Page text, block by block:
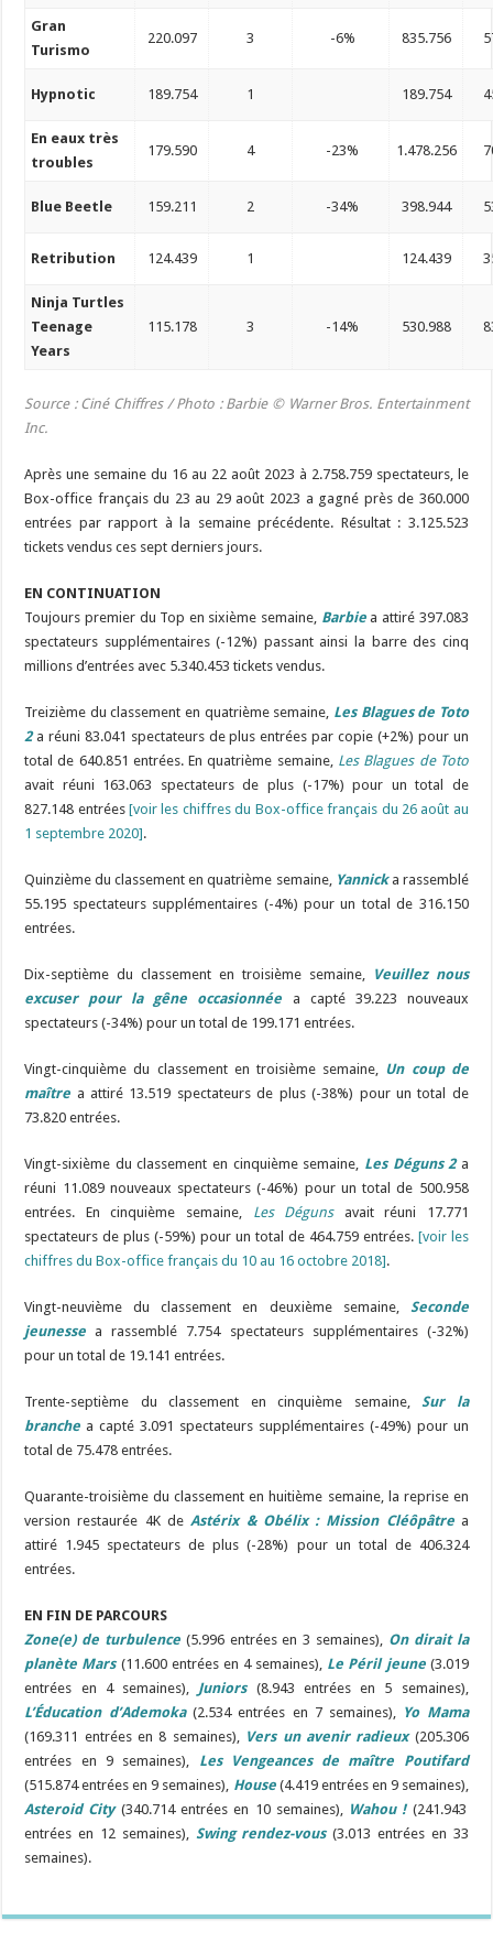
Gran
Turismo
220.097 3 -6% 835.756
Hypnotic 189.754 1 189.754
En eaux très
troubles
179.590 4 -23% 1.478.256
Blue Beetle 159.211 2 -34% 398.944
Retribution 124.439 1 124.439
Ninja Turtles
Teenage
Years
115.178 3 -14% 530.988
Source : Ciné Chiffres /Photo : Barbie © Warner Bros. Entertainment
Inc.
Après une semaine du 16 au 22 août 2023 à 2.758.759 spectateurs, le
Box-office français du 23 au 29 août 2023 a gagné près de 360.000
entrées par rapport à la semaine précédente. Résultat : 3.125.523
tickets vendus ces sept derniers jours.
EN CONTINUATION
Toujours premier du Top en sixième semaine, Barbiea attiré 397.083
spectateurs supplémentaires (-12%) passant ainsi la barre des cinq
millions d’entrées avec 5.340.453 tickets vendus.
Treizième du classement en quatrième semaine, Les Blagues de Toto
2a réuni 83.041 spectateurs de plus entrées par copie (+2%) pour un
total de 640.851 entrées. En quatrième semaine, Les Blagues de Toto
avait réuni 163.063 spectateurs de plus (-17%) pour un total de
827.148 entrées[voir les chiffres du Box-office français du 26 août au
1 septembre 2020].
Quinzième du classement en quatrième semaine, Yannicka rassemblé
55.195 spectateurs supplémentaires (-4%) pour un total de 316.150
entrées.
Dix-septième du classement en troisième semaine,
Veuillez nous
excuser pour la gêne occasionnée a capté 39.223 nouveaux
spectateurs (-34%) pour un total de 199.171 entrées.
Vingt-cinquième du classement en troisième semaine, Un coup de
maître a attiré 13.519 spectateurs de plus (-38%) pour un total de
73.820 entrées.
Vingt-sixième du classement en cinquième semaine, Les Déguns 2a
réuni 11.089 nouveaux spectateurs (-46%) pour un total de 500.958
entrées. En cinquième semaine, Les Dégunsavait réuni 17.771
spectateurs de plus (-59%) pour un total de 464.759 entrées. [voir les
chiffres du Box-office français du 10 au 16 octobre 2018].
Vingt-neuvième du classement en deuxième semaine, Seconde
jeunesse a rassemblé 7.754 spectateurs supplémentaires (-32%)
pour un total de 19.141 entrées.
Trente-septième du classement en cinquième semaine, Sur la
branche a capté 3.091 spectateurs supplémentaires (-49%) pour un
total de 75.478 entrées.
Quarante-troisième du classement en huitième semaine, la reprise en
version restaurée 4K deAstérix & Obélix : Mission Cléôpâtrea
attiré 1.945 spectateurs de plus (-28%) pour un total de 406.324
entrées.
EN FIN DE PARCOURS
Zone(e) de turbulence(5.996 entrées en 3 semaines), On dirait la
planète Mars(11.600 entrées en 4 semaines), Le Péril jeune(3.019
entrées en 4 semaines), Juniors(8.943 entrées en 5 semaines),
L’Éducation d’Ademoka(2.534 entrées en 7 semaines),
Yo Mama
(169.311 entrées en 8 semaines),
Vers un avenir radieux(205.306
entrées en 9 semaines), Les Vengeances de maître Poutifard
(515.874 entrées en 9 semaines), House(4.419 entrées en 9 semaines),
Asteroid City(340.714 entrées en 10 semaines), Wahou !(241.943
entrées en 12 semaines), Swing rendez-vous(3.013 entrées en 33
semaines).